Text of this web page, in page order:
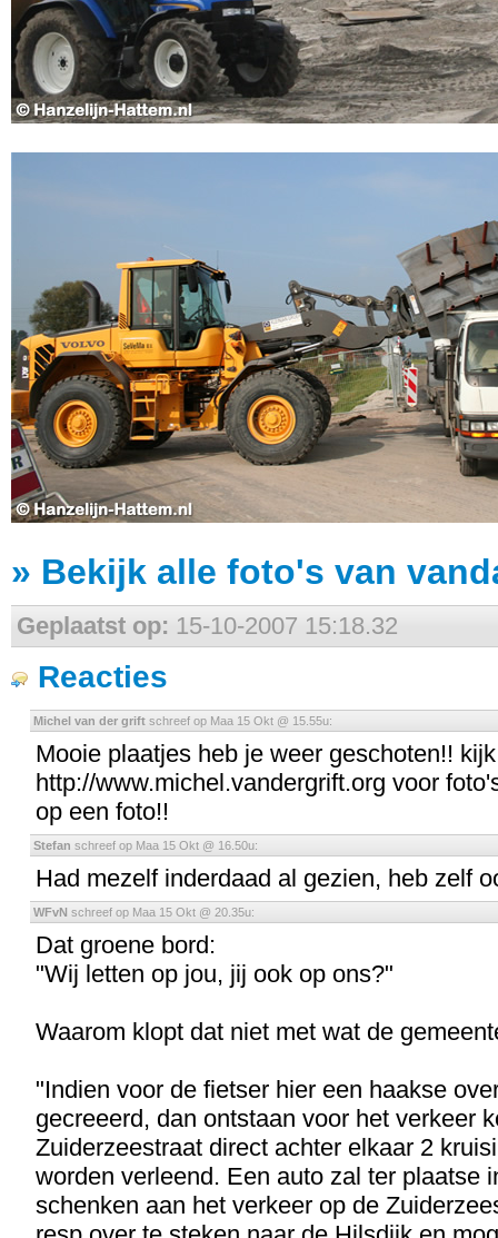
» Bekijk alle foto's van
Geplaatst op: 15-10-2007 15:18.32
Reacties
Michel van der grift schreef op Maa 15 Okt @ 15.55u:
Mooie plaatjes heb je weer geschoten!!
http://www.michel.vandergrift.org voor
op een foto!!
Stefan schreef op Maa 15 Okt @ 16.50u:
Had mezelf inderdaad al gezien, heb zelf
WFvN schreef op Maa 15 Okt @ 20.35u:
Dat groene bord:
"Wij letten op jou, jij ook op ons?"
Waarom klopt dat niet met wat de
"Indien voor de fietser hier een haakse
gecreeerd, dan ontstaan voor het verkeer
Zuiderzeestraat direct achter elkaar 2
worden verleend. Een auto zal ter plaatse
schenken aan het verkeer op de